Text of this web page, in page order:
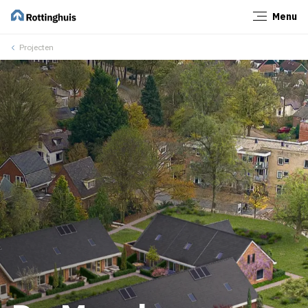
Menu
Projecten
Sluiten